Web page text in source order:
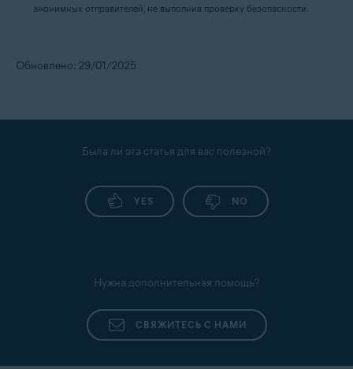
анонимных отправителей, не выполнив проверку безопасности.
Обновлено: 29/01/2025
Была ли эта статья для вас полезной?
YES NO
Нужна дополнительная помощь?
СВЯЖИТЕСЬ С НАМИ